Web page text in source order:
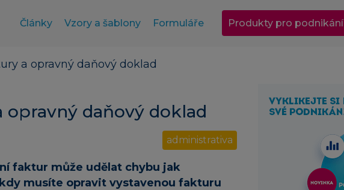
Články Vzory a šablony Formuláře Produkty pro podnikání
a opravný daňový doklad
daňový doklad
administrativa
faktur může udělat chybu jak
musíte opravit vystavenou fakturu